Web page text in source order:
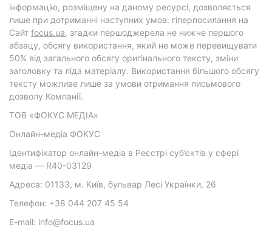
інформацію, розміщену на даному ресурсі, дозволяється
лише при дотриманні наступних умов: гіперпосилання на
Cайт focus.ua, згадки першоджерела не нижче першого
абзацу, обсягу використання, який не може перевищувати
50% від загального обсягу оригінального тексту, зміни
заголовку та ліда матеріалу. Використання більшого обсягу
тексту можливе лише за умови отримання письмового
дозволу Компанії.
ТОВ «ФОКУС МЕДІА»
Онлайн-медіа ФОКУС
Ідентифікатор онлайн-медіа в Реєстрі суб’єктів у сфері
медіа — R40-03129
Адреса: 01133, м. Київ, бульвар Лесі Українки, 26
Телефон: +38 044 207 45 54
E-mail: info@focus.ua